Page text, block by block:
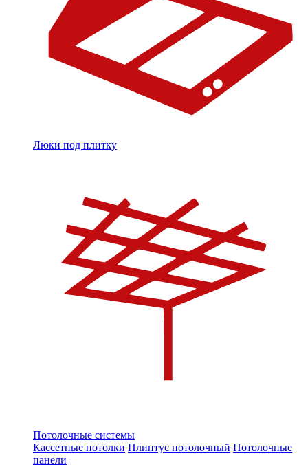
Люки под плитку
Потолочные системы
Кассетные потолки Плинтус потолочный Потолочные
панели